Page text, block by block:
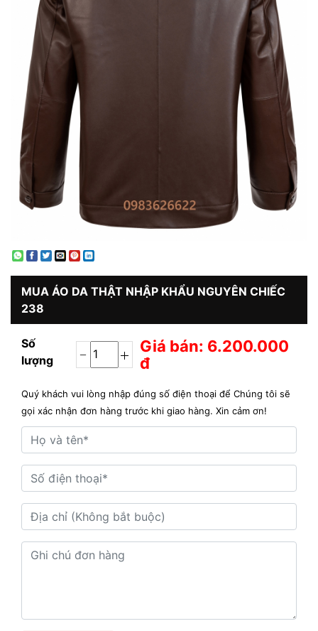
MUA ÁO DA THẬT NHẬP KHẨU NGUYÊN CHIẾC
238
Số
lượng
Giá bán: 6.200.000
đ
Quý khách vui lòng nhập đúng số điện thoại để Chúng tôi sẽ
gọi xác nhận đơn hàng trước khi giao hàng. Xin cảm ơn!